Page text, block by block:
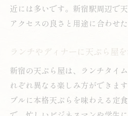
近には多いです。新宿駅周辺で
アクセスの良さと用途に合わせ
ランチやディナーに天ぷら屋
新宿の天ぷら屋は、ランチタイ
れぞれ異なる楽しみ方ができま
ブルに本格天ぷらを味わえる定